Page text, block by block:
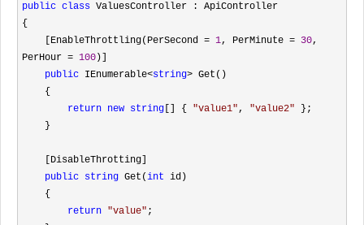
public class ValuesController : ApiController
{
    [EnableThrottling(PerSecond
= 1, PerMinute = 30,
PerHour = 100 )]
public IEnumerable<string> Get()
return new string [] { "value1", "value2" };
public string Get(int id)
return "value" ;